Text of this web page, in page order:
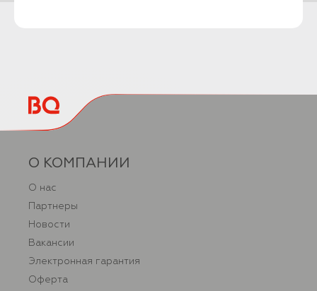
О КОМПАНИИ
О нас
Партнеры
Новости
Вакансии
Электронная гарантия
Оферта